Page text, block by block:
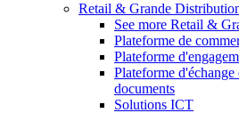
Retail & Grande
See more Retail &
Plateforme de
Plateforme
Plateforme d'échange
documents
Solutions ICT